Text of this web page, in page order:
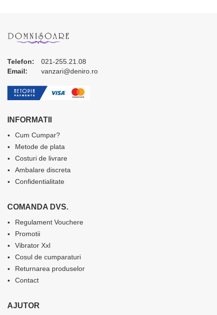
Telefon:
021-255.21.08
Email:
vanzari@deniro.ro
INFORMATII
Cum Cumpar?
Metode de plata
Costuri de livrare
Ambalare discreta
Confidentialitate
COMANDA DVS.
Regulament Vouchere
Promotii
Vibrator Xxl
Cosul de cumparaturi
Returnarea produselor
Contact
AJUTOR